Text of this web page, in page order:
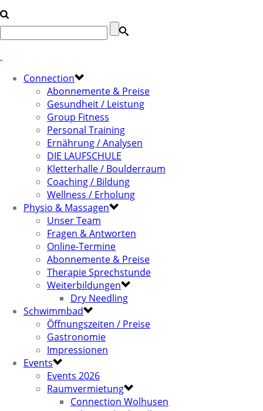
Connection
Abonnemente & Preise
Gesundheit / Leistung
Group Fitness
Personal Training
Ernährung / Analysen
DIE LAUFSCHULE
Kletterhalle / Boulderraum
Coaching / Bildung
Wellness / Erholung
Physio & Massagen
Unser Team
Fragen & Antworten
Online-Termine
Abonnemente & Preise
Therapie Sprechstunde
Weiterbildungen
Dry Needling
Schwimmbad
Öffnungszeiten / Preise
Gastronomie
Impressionen
Events
Events 2026
Raumvermietung
Connection Wolhusen